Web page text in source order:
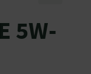
5W-